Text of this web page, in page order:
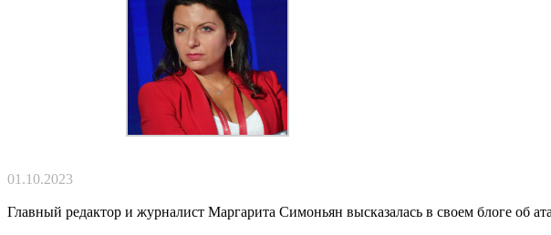
01.10.2023
Главный редактор и журналист Маргарита Симоньян высказалась в своем блоге об